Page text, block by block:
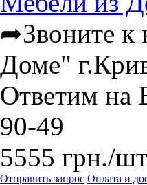
➦Звоните
Доме"
Ответим на
90-49
5555 грн./
Отправить запрос Оплата и